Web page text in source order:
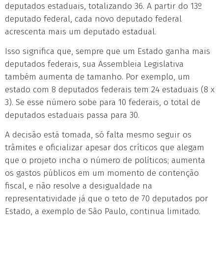
deputados estaduais, totalizando 36. A partir do 13º
deputado federal, cada novo deputado federal
acrescenta mais um deputado estadual.
Isso significa que, sempre que um Estado ganha mais
deputados federais, sua Assembleia Legislativa
também aumenta de tamanho. Por exemplo, um
estado com 8 deputados federais tem 24 estaduais (8 x
3). Se esse número sobe para 10 federais, o total de
deputados estaduais passa para 30.
A decisão está tomada, só falta mesmo seguir os
trâmites e oficializar apesar dos críticos que alegam
que o projeto incha o número de políticos; aumenta
os gastos públicos em um momento de contenção
fiscal, e não resolve a desigualdade na
representatividade já que o teto de 70 deputados por
Estado, a exemplo de São Paulo, continua limitado.